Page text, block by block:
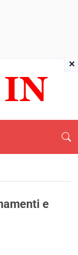
e
×